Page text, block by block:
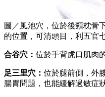
圖／風池穴，位於後頸枕骨
的位置，可清頭目，利五官
合谷穴： 位於手背虎口肌肉
足三里穴： 位於腿前側，外
腸胃問題，也能緩解過敏症狀